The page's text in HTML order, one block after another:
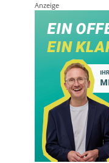
Anzeige